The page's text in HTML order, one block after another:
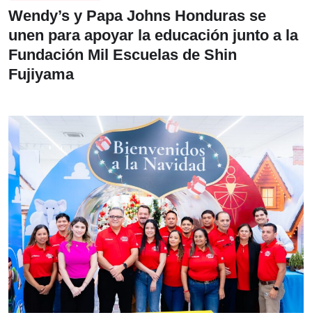
Wendy’s y Papa Johns Honduras se
unen para apoyar la educación junto a la
Fundación Mil Escuelas de Shin
Fujiyama